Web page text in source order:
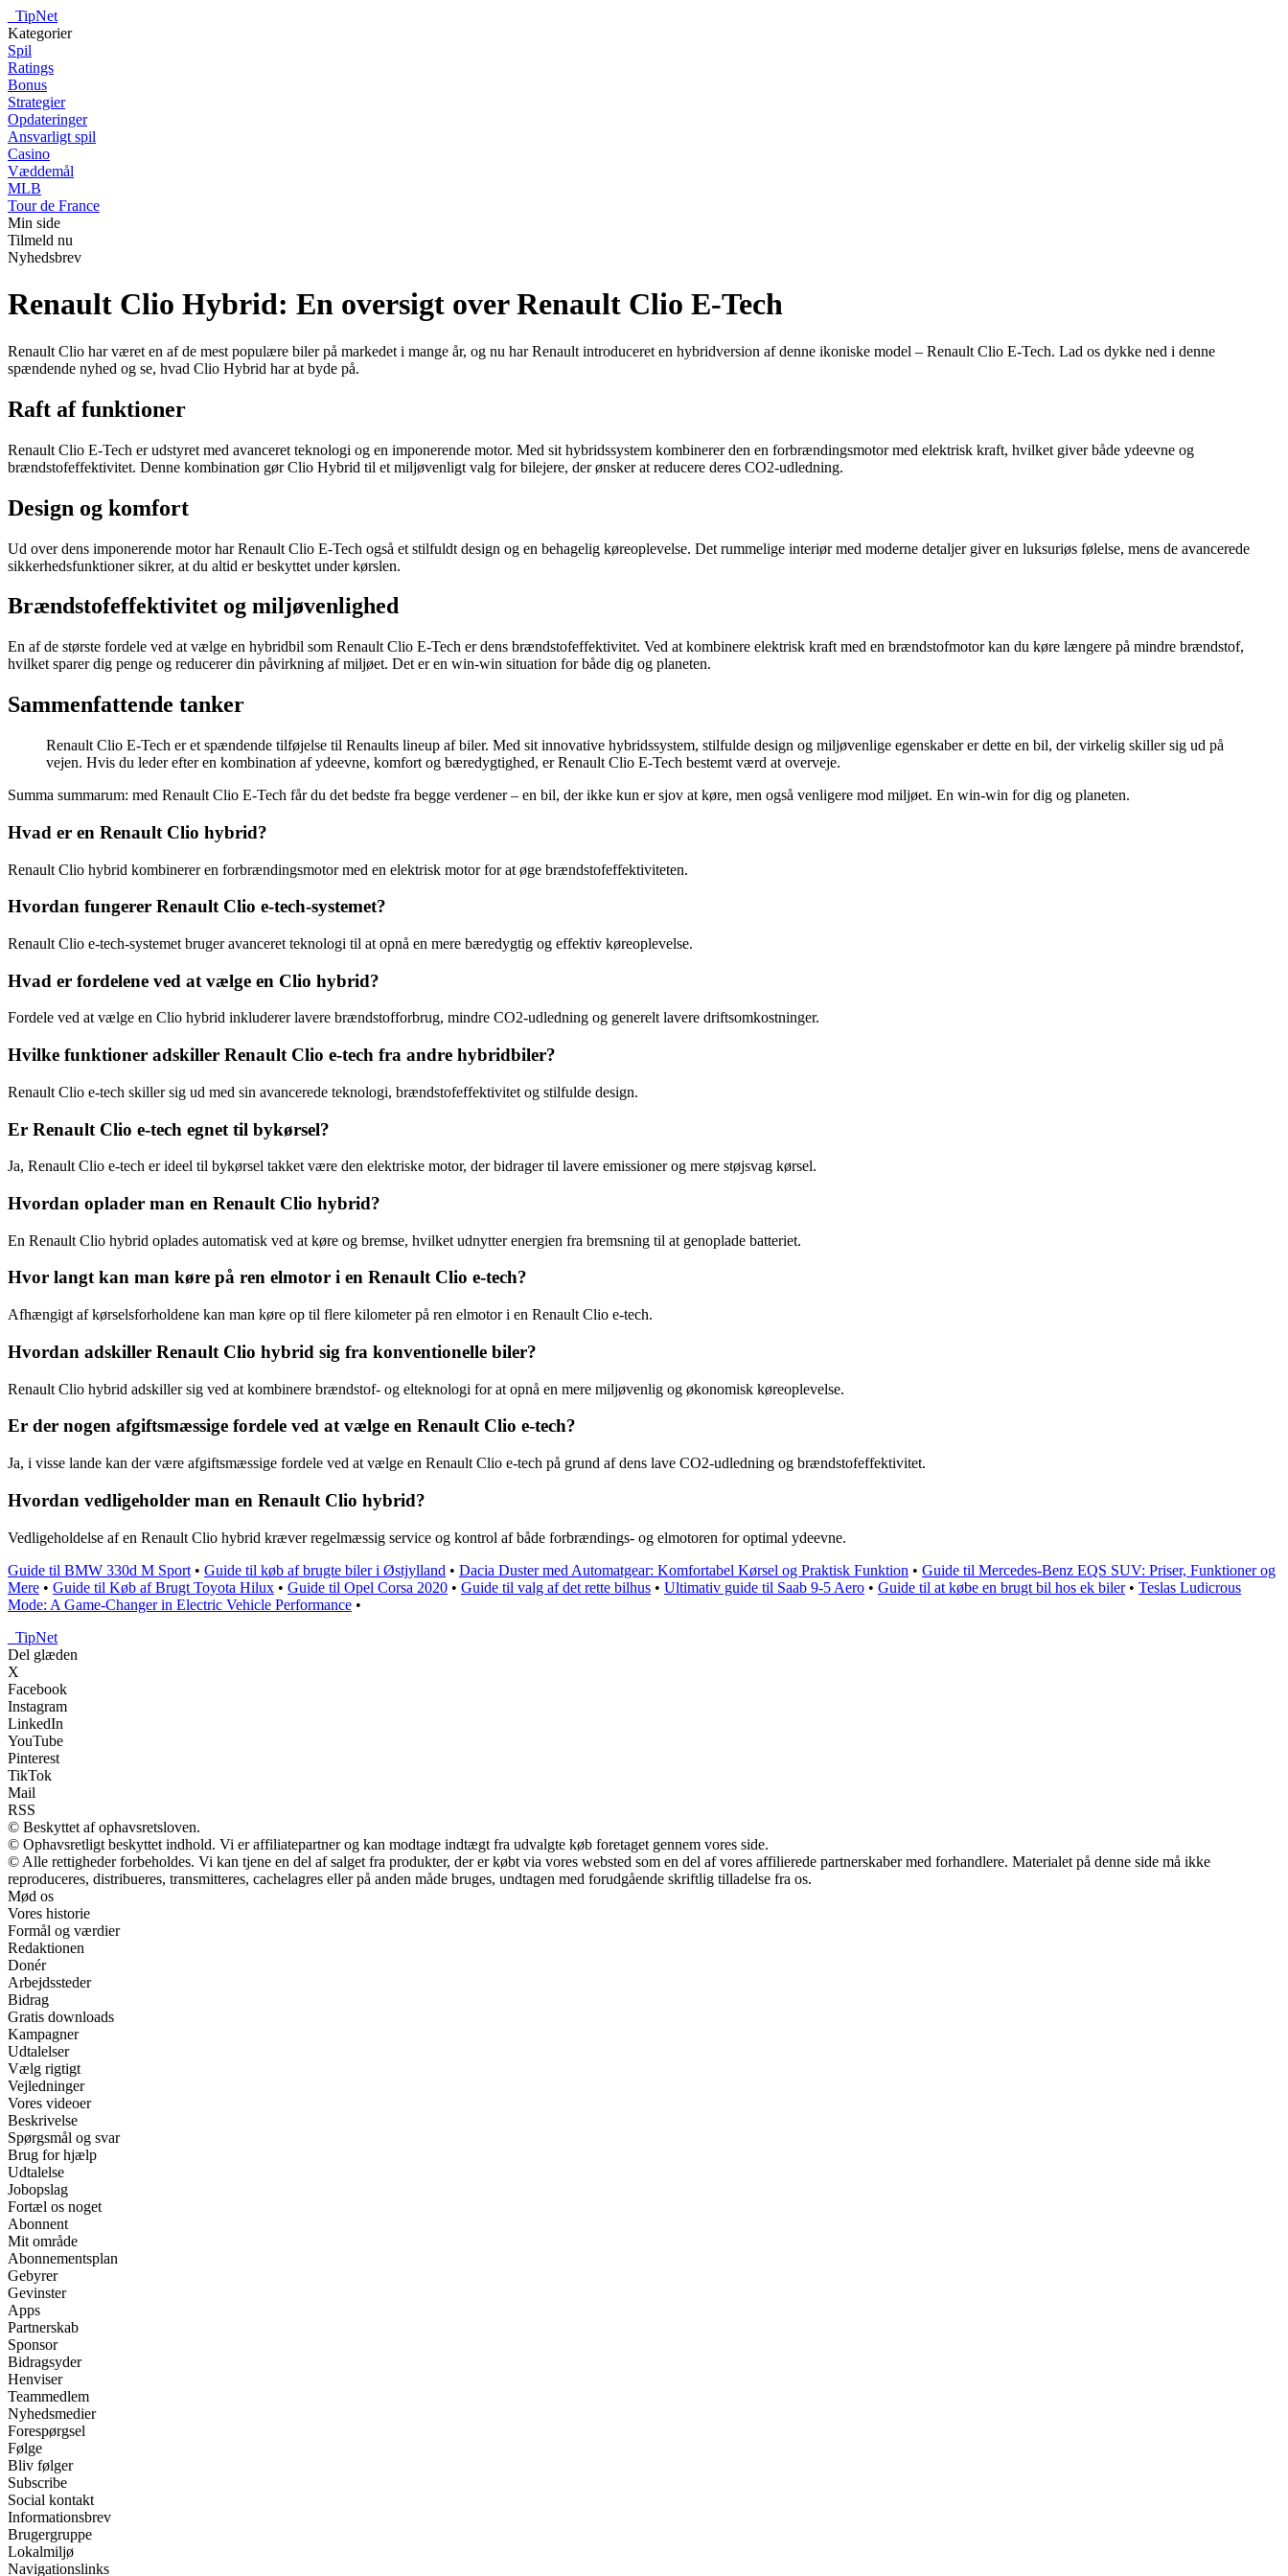
TipNet
Kategorier
Spil
Ratings
Bonus
Strategier
Opdateringer
Ansvarligt spil
Casino
Væddemål
MLB
Tour de France
Min side
Tilmeld nu
Nyhedsbrev
Renault Clio Hybrid: En oversigt over Renault Clio E-Tech
Renault Clio har været en af de mest populære biler på markedet i mange år, og nu har Renault introduceret en hybridversion af denne ikoniske model – Renault Clio E-Tech. Lad os dykke ned i denne
spændende nyhed og se, hvad Clio Hybrid har at byde på.
Raft af funktioner
Renault Clio E-Tech er udstyret med avanceret teknologi og en imponerende motor. Med sit hybridssystem kombinerer den en forbrændingsmotor med elektrisk kraft, hvilket giver både ydeevne og
brændstofeffektivitet. Denne kombination gør Clio Hybrid til et miljøvenligt valg for bilejere, der ønsker at reducere deres CO2-udledning.
Design og komfort
Ud over dens imponerende motor har Renault Clio E-Tech også et stilfuldt design og en behagelig køreoplevelse. Det rummelige interiør med moderne detaljer giver en luksuriøs følelse, mens de avancerede
sikkerhedsfunktioner sikrer, at du altid er beskyttet under kørslen.
Brændstofeffektivitet og miljøvenlighed
En af de største fordele ved at vælge en hybridbil som Renault Clio E-Tech er dens brændstofeffektivitet. Ved at kombinere elektrisk kraft med en brændstofmotor kan du køre længere på mindre brændstof,
hvilket sparer dig penge og reducerer din påvirkning af miljøet. Det er en win-win situation for både dig og planeten.
Sammenfattende tanker
Renault Clio E-Tech er et spændende tilføjelse til Renaults lineup af biler. Med sit innovative hybridssystem, stilfulde design og miljøvenlige egenskaber er dette en bil, der virkelig skiller sig ud på
vejen. Hvis du leder efter en kombination af ydeevne, komfort og bæredygtighed, er Renault Clio E-Tech bestemt værd at overveje.
Summa summarum: med Renault Clio E-Tech får du det bedste fra begge verdener – en bil, der ikke kun er sjov at køre, men også venligere mod miljøet. En win-win for dig og planeten.
Hvad er en Renault Clio hybrid?
Renault Clio hybrid kombinerer en forbrændingsmotor med en elektrisk motor for at øge brændstofeffektiviteten.
Hvordan fungerer Renault Clio e-tech-systemet?
Renault Clio e-tech-systemet bruger avanceret teknologi til at opnå en mere bæredygtig og effektiv køreoplevelse.
Hvad er fordelene ved at vælge en Clio hybrid?
Fordele ved at vælge en Clio hybrid inkluderer lavere brændstofforbrug, mindre CO2-udledning og generelt lavere driftsomkostninger.
Hvilke funktioner adskiller Renault Clio e-tech fra andre hybridbiler?
Renault Clio e-tech skiller sig ud med sin avancerede teknologi, brændstofeffektivitet og stilfulde design.
Er Renault Clio e-tech egnet til bykørsel?
Ja, Renault Clio e-tech er ideel til bykørsel takket være den elektriske motor, der bidrager til lavere emissioner og mere støjsvag kørsel.
Hvordan oplader man en Renault Clio hybrid?
En Renault Clio hybrid oplades automatisk ved at køre og bremse, hvilket udnytter energien fra bremsning til at genoplade batteriet.
Hvor langt kan man køre på ren elmotor i en Renault Clio e-tech?
Afhængigt af kørselsforholdene kan man køre op til flere kilometer på ren elmotor i en Renault Clio e-tech.
Hvordan adskiller Renault Clio hybrid sig fra konventionelle biler?
Renault Clio hybrid adskiller sig ved at kombinere brændstof- og elteknologi for at opnå en mere miljøvenlig og økonomisk køreoplevelse.
Er der nogen afgiftsmæssige fordele ved at vælge en Renault Clio e-tech?
Ja, i visse lande kan der være afgiftsmæssige fordele ved at vælge en Renault Clio e-tech på grund af dens lave CO2-udledning og brændstofeffektivitet.
Hvordan vedligeholder man en Renault Clio hybrid?
Vedligeholdelse af en Renault Clio hybrid kræver regelmæssig service og kontrol af både forbrændings- og elmotoren for optimal ydeevne.
Guide til BMW 330d M Sport • Guide til køb af brugte biler i Østjylland • Dacia Duster med Automatgear: Komfortabel Kørsel og Praktisk Funktion • Guide til Mercedes-Benz EQS SUV: Priser, Funktioner og
Mere • Guide til Køb af Brugt Toyota Hilux • Guide til Opel Corsa 2020 • Guide til valg af det rette bilhus • Ultimativ guide til Saab 9-5 Aero • Guide til at købe en brugt bil hos ek biler• Teslas Ludicrous
Mode: A Game-Changer in Electric Vehicle Performance •
TipNet
Del glæden
X
Facebook
Instagram
LinkedIn
YouTube
Pinterest
TikTok
Mail
RSS
© Beskyttet af ophavsretsloven.
© Ophavsretligt beskyttet indhold. Vi er affiliatepartner og kan modtage indtægt fra udvalgte køb foretaget gennem vores side.
© Alle rettigheder forbeholdes. Vi kan tjene en del af salget fra produkter, der er købt via vores websted som en del af vores affilierede partnerskaber med forhandlere. Materialet på denne side må ikke
reproduceres, distribueres, transmitteres, cachelagres eller på anden måde bruges, undtagen med forudgående skriftlig tilladelse fra os.
Mød os
Vores historie
Formål og værdier
Redaktionen
Donér
Arbejdssteder
Bidrag
Gratis downloads
Kampagner
Udtalelser
Vælg rigtigt
Vejledninger
Vores videoer
Beskrivelse
Spørgsmål og svar
Brug for hjælp
Udtalelse
Jobopslag
Fortæl os noget
Abonnent
Mit område
Abonnementsplan
Gebyrer
Gevinster
Apps
Partnerskab
Sponsor
Bidragsyder
Henviser
Teammedlem
Nyhedsmedier
Forespørgsel
Følge
Bliv følger
Subscribe
Social kontakt
Informationsbrev
Brugergruppe
Lokalmiljø
Navigationslinks